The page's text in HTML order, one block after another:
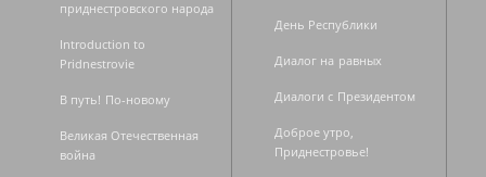
приднестровского народа
Introduction to
Pridnestrovie
В путь! По-новому
Великая Отечественная
война
День Республики
Диалог на равных
Диалоги с Президентом
Доброе утро,
Приднестровье!